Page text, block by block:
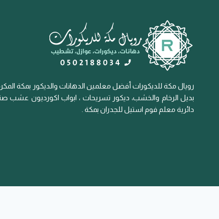
رويال مكة للديكورات أفضل معلمين الدهانات والديكور بمكة
بديل الرخام والخشب، ديكور تسريحات ، ابواب اكورديون عشب
دائرية معلم فوم استيل للجدران بمكة .